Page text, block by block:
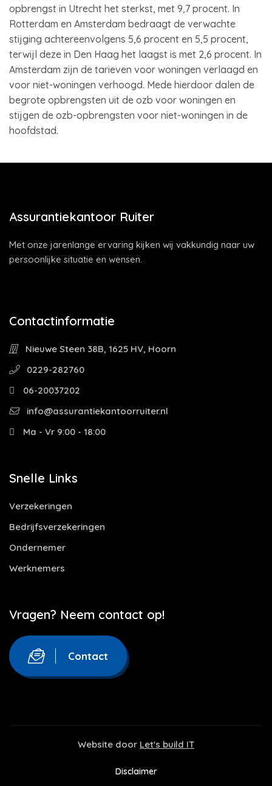
opbrengst in Utrecht het sterkst, met 9,7 procent. In
Rotterdam en Amsterdam bedraagt de verwachte
stijging achtereenvolgens 5,6 procent en 5,5 procent,
terwijl deze in Den Haag het laagst is met 2,6 procent. In
Amsterdam zijn de tarieven voor woningen verlaagd en
voor niet-woningen verhoogd. Mede hierdoor dalen de
begrote opbrengsten uit de ozb voor woningen en
stijgen de ozb-opbrengsten voor niet-woningen in de
hoofdstad.
Assurantiekantoor Ruiter
Met onze jarenlange ervaring kijken wij vakkundig naar uw
persoonlijke situatie en wensen.
Contactinformatie
Nieuwe Steen 38B, 1625 HV, Hoorn
0229-282760
06-20037202
info@assurantiekantoorruiter.nl
Ma - Vr 9:00 - 18:00
Snelle Links
Verzekeringen
Bedrijfsverzekeringen
Ondernemer
Werknemers
Vragen? Neem contact op!
Contact
Website door Let's build IT
Disclaimer